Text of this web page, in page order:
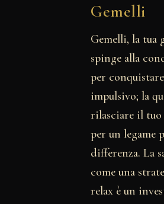
Gemelli
Gemelli, la
spinge alla
per
impulsivo; la
rilasciare il tuo
per un legame
differenza. La
come una
relax è un